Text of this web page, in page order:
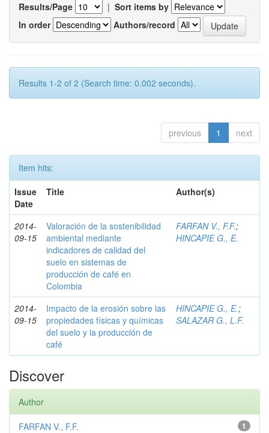
Results/Page | Sort items by
In order
Authors/record
Results 1-2 of 2 (Search time: 0.002 seconds).
previous 1 next
Item hits:
Issue
Date
Title Author(s)
2014-
09-15
Valoración de la sostenibilidad
ambiental mediante
indicadores de calidad del
suelo en sistemas de
producción de café en
Colombia
FARFAN V., F.F.;
HINCAPIE G., E.
2014-
09-15
Impacto de la erosión sobre las
propiedades físicas y químicas
del suelo y la producción de
café
HINCAPIE G., E.;
SALAZAR G., L.F.
Discover
Author
1
FARFAN V., F.F.